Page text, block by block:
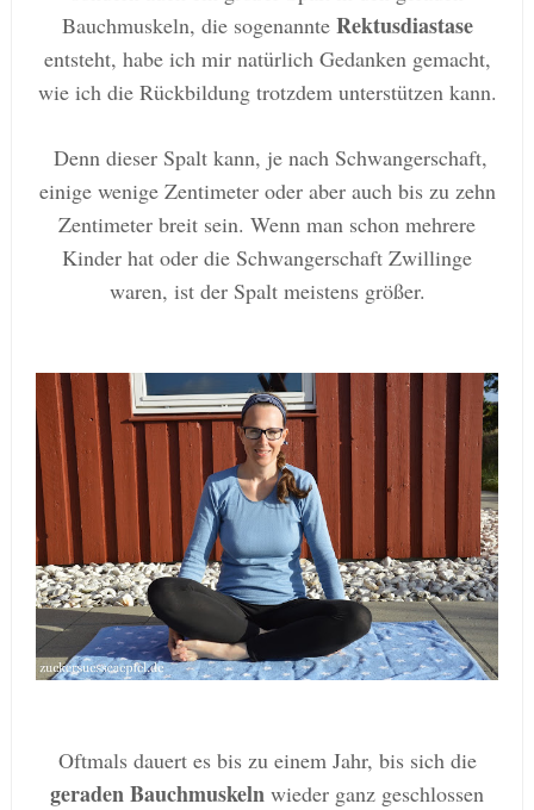
Bauchmuskeln, die sogenannte Rektusdiastase
entsteht, habe ich mir natürlich Gedanken gemacht,
wie ich die Rückbildung trotzdem unterstützen kann.
Denn dieser Spalt kann, je nach Schwangerschaft,
einige wenige Zentimeter oder aber auch bis zu zehn
Zentimeter breit sein. Wenn man schon mehrere
Kinder hat oder die Schwangerschaft Zwillinge
waren, ist der Spalt meistens größer.
Oftmals dauert es bis zu einem Jahr, bis sich die
geraden Bauchmuskeln wieder ganz geschlossen